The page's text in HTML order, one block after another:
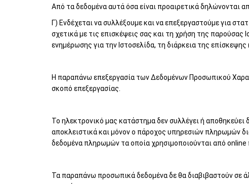
Από τα δεδομένα αυτά όσα είναι προαιρετικά δηλώνονται
Γ) Ενδέχεται να συλλέξουμε και να επεξεργαστούμε για
σχετικά με τις επισκέψεις σας και τη χρήση της
ενημέρωσης για την Ιστοσελίδα, τη διάρκεια της
Η παραπάνω επεξεργασία των Δεδομένων Προσωπικού
σκοπό επεξεργασίας.
Το ηλεκτρονικό μας κατάστημα δεν συλλέγει ή αποθηκεύει
αποκλειστικά και μόνον ο πάροχος υπηρεσιών πληρωμών
δεδομένα πληρωμών τα οποία χρησιμοποιούνται από
Τα παραπάνω προσωπικά δεδομένα δε θα διαβιβαστούν σε